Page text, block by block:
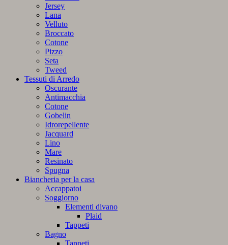
Jersey
Lana
Velluto
Broccato
Cotone
Pizzo
Seta
Tweed
Tessuti di Arredo
Oscurante
Antimacchia
Cotone
Gobelin
Idrorepellente
Jacquard
Lino
Mare
Resinato
Spugna
Biancheria per la casa
Accappatoi
Soggiorno
Elementi divano
Plaid
Tappeti
Bagno
Tappeti